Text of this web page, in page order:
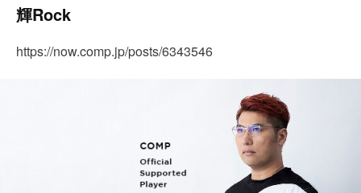
輝Rock
https://now.comp.jp/posts/6343546